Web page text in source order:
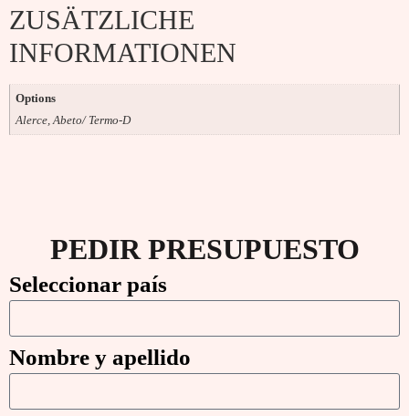
ZUSÄTZLICHE
INFORMATIONEN
Options
Alerce, Abeto/ Termo-D
PEDIR PRESUPUESTO
Seleccionar país
Nombre y apellido